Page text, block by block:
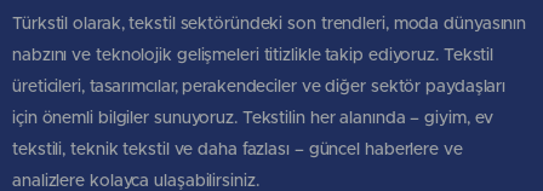
Türkstil olarak, tekstil sektöründeki son trendleri, moda dünyasının
nabzını ve teknolojik gelişmeleri titizlikle takip ediyoruz. Tekstil
üreticileri, tasarımcılar, perakendeciler ve diğer sektör paydaşları
için önemli bilgiler sunuyoruz. Tekstilin her alanında – giyim, ev
tekstili, teknik tekstil ve daha fazlası – güncel haberlere ve
analizlere kolayca ulaşabilirsiniz.